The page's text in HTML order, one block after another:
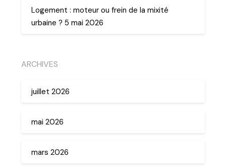
Logement : moteur ou frein de la mixité
urbaine ? 5 mai 2026
ARCHIVES
juillet 2026
mai 2026
mars 2026